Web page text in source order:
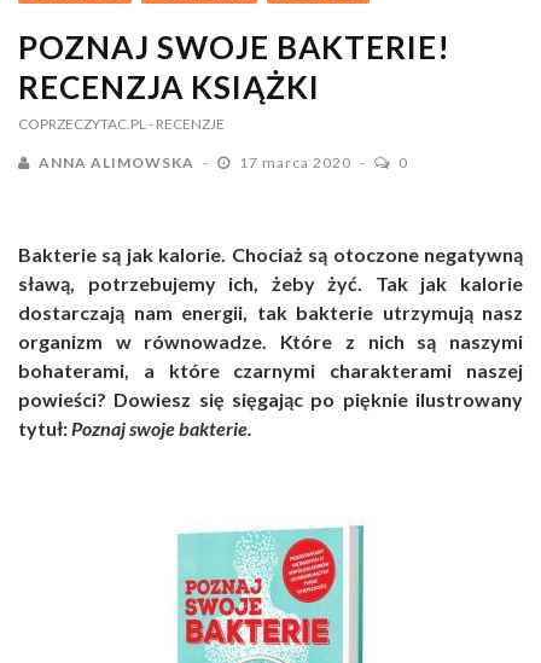
POZNAJ SWOJE BAKTERIE!
RECENZJA KSIĄŻKI
COPRZECZYTAC.PL - RECENZJE
ANNA ALIMOWSKA 17 marca 2020 0
Bakterie są jak kalorie. Chociaż są otoczone negatywną
sławą, potrzebujemy ich, żeby żyć. Tak jak kalorie
dostarczają nam energii, tak bakterie utrzymują nasz
organizm w równowadze. Które z nich są naszymi
bohaterami, a które czarnymi charakterami naszej
powieści? Dowiesz się sięgając po pięknie ilustrowany
tytuł:Poznajswoje bakterie.